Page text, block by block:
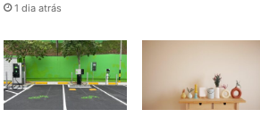
1 dia atrás